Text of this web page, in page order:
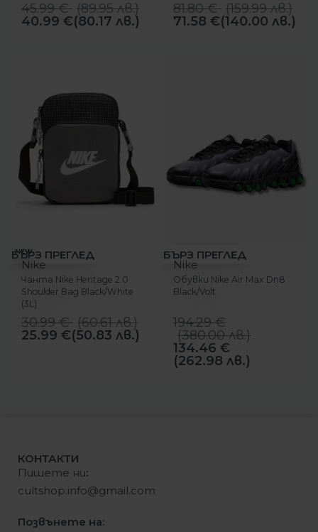
45.99€ (89.95лв.)
40.99 €(80.17 лв.)
81.80€ (159.99лв.)
71.58 €(140.00 лв.)
-16%
NEW
БЪРЗ ПРЕГЛЕД
Nike
Чанта Nike Heritage 2.0
Shoulder Bag Black/White
(3L)
30.99€ (60.61лв.)
25.99 €(50.83 лв.)
-31%
БЪРЗ ПРЕГЛЕД
Nike
Обувки Nike Air Max Dn8
Black/Volt
194.29€
(380.00лв.)
134.46 €
(262.98 лв.)
КОНТАКТИ
Пишете ни:
cultshop.info@gmail.com
Позвънете на: